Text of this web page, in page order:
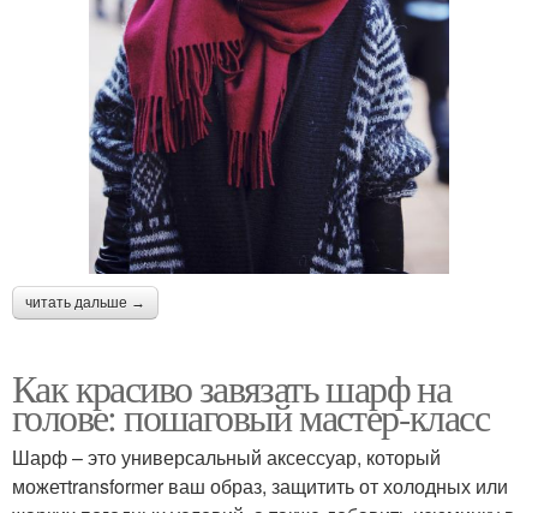
читать дальше →
Как красиво завязать шарф на
голове: пошаговый мастер-класс
Шарф – это универсальный аксессуар, который
можетtransformer ваш образ, защитить от холодных или